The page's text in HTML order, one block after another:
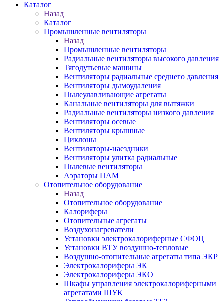
Каталог
Назад
Каталог
Промышленные вентиляторы
Назад
Промышленные вентиляторы
Радиальные вентиляторы высокого давления
Тягодутьевые машины
Вентиляторы радиальные среднего давления
Вентиляторы дымоудаления
Пылеулавливающие агрегаты
Канальные вентиляторы для вытяжки
Радиальные вентиляторы низкого давления
Вентиляторы осевые
Вентиляторы крышные
Циклоны
Вентиляторы-наездники
Вентиляторы улитка радиальные
Пылевые вентиляторы
Аэраторы ПАМ
Отопительное оборудование
Назад
Отопительное оборудование
Калориферы
Отопительные агрегаты
Воздухонагреватели
Установки электрокалориферные СФОЦ
Установки ВТУ воздушно-тепловые
Воздушно-отопительные агрегаты типа ЭКР
Электрокалориферы ЭК
Электрокалориферы ЭКО
Шкафы управления электрокалориферными
агрегатами ШУК